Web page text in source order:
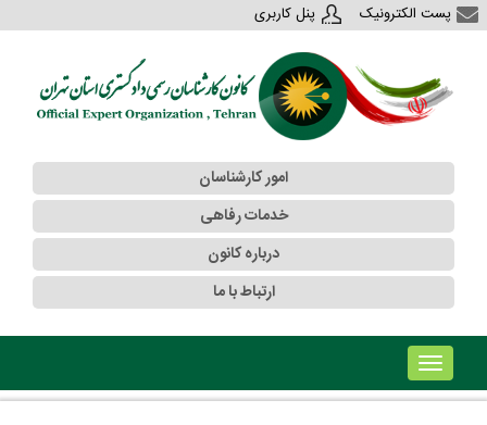
پست الکترونیک پنل کاربری
امور کارشناسان
خدمات رفاهی
درباره کانون
ارتباط با ما
!!!b۱!!!